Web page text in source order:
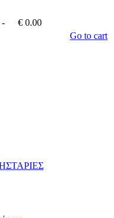
-
€ 0.00
Go to cart